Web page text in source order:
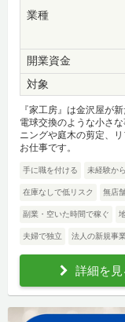
業種
開業資金
対象
『家工房』は金沢屋が
電球交換のような小さ
ニングや庭木の剪定、
お仕事です。
手に職を付ける 未経験か
在庫なしで低リスク 無店
副業・空いた時間で稼ぐ
夫婦で独立 法人の新規事
詳細を見